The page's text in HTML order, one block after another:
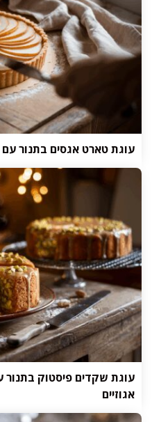
עוגת טארט אגסים בתנור
עוגת שקדים פיסטוק בתנור
אגוזיים